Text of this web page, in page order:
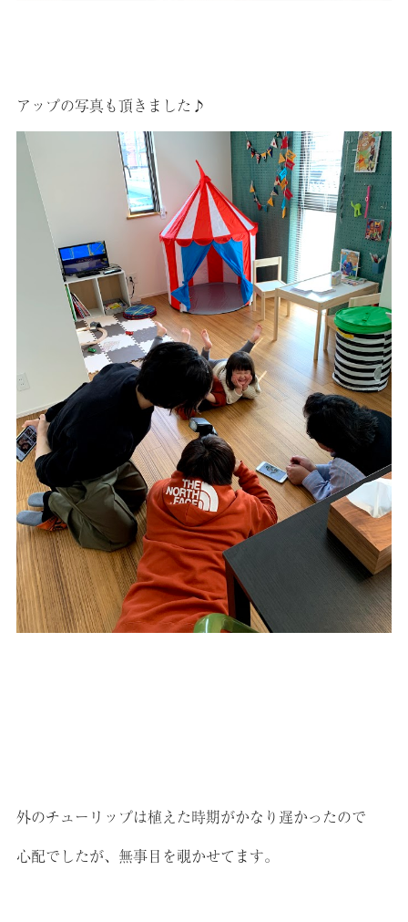
アップの写真も頂きました♪
外のチューリップは植えた時期がかなり遅かったので
心配でしたが、無事目を覗かせてます。